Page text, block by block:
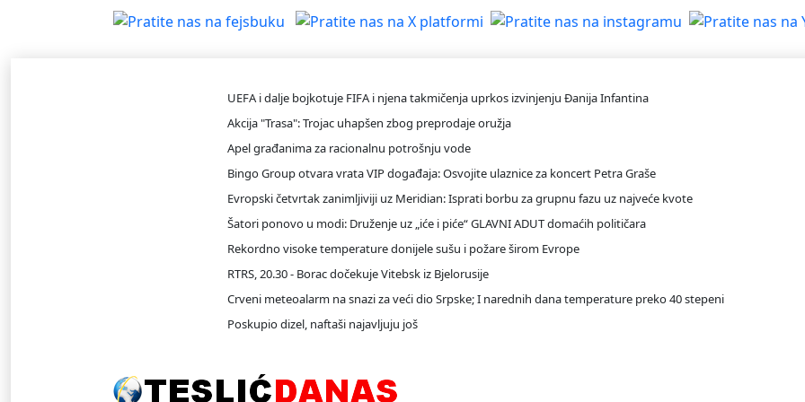
UEFA i dalje bojkotuje FIFA i njena takmičenja uprkos izvinjenju Đanija Infantina
Akcija "Trasa": Trojac uhapšen zbog preprodaje oružja
Apel građanima za racionalnu potrošnju vode
Bingo Group otvara vrata VIP događaja: Osvojite ulaznice za koncert Petra Graše
Evropski četvrtak zanimljiviji uz Meridian: Isprati borbu za grupnu fazu uz najveće kvote
Šatori ponovo u modi: Druženje uz „iće i piće“ GLAVNI ADUT domaćih političara
Rekordno visoke temperature donijele sušu i požare širom Evrope
RTRS, 20.30 - Borac dočekuje Vitebsk iz Bjelorusije
Crveni meteoalarm na snazi za veći dio Srpske; I narednih dana temperature preko 40 stepeni
Poskupio dizel, naftaši najavljuju još